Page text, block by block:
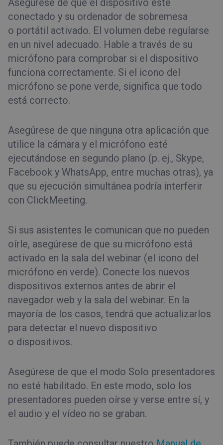
Asegúrese de que el dispositivo esté
conectado y su ordenador de sobremesa
o portátil activado. El volumen debe regularse
en un nivel adecuado. Hable a través de su
micrófono para comprobar si el dispositivo
funciona correctamente. Si el icono del
micrófono se pone verde, significa que todo
está correcto.
Asegúrese de que ninguna otra aplicación que
utilice la cámara y el micrófono esté
ejecutándose en segundo plano (p. ej., Skype,
Facebook y WhatsApp, entre muchas otras), ya
que su ejecución simultánea podría interferir
con ClickMeeting.
Si sus asistentes le comunican que no pueden
oírle, asegúrese de que su micrófono está
activado en la sala del webinar (el icono del
micrófono en verde). Conecte los nuevos
dispositivos externos antes de abrir el
navegador web y la sala del webinar. En la
mayoría de los casos, tendrá que actualizarlos
para detectar el nuevo dispositivo
o dispositivos.
Asegúrese de que el modo Solo presentadores
no esté habilitado. En este modo, solo los
presentadores pueden oírse y verse entre sí, y
el audio y el vídeo no se graban.